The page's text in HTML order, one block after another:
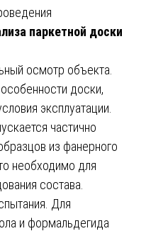
паркетной доски
осмотр объекта.
доски,
эксплуатации.
частично
из фанерного
необходимо для
состава.
Для
и формальдегида